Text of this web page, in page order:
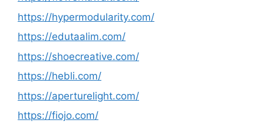
https://hypermodularity.com/
https://edutaalim.com/
https://shoecreative.com/
https://hebli.com/
https://aperturelight.com/
https://fiojo.com/